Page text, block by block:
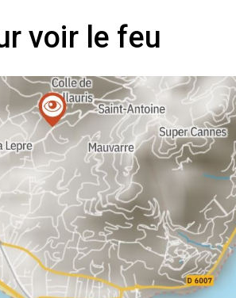
voir le feu